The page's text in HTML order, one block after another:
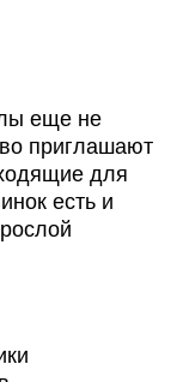
еще не
приглашают
для
есть и